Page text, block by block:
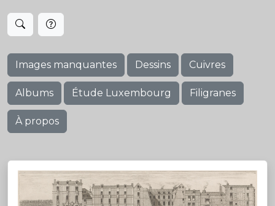
Images manquantes Dessins Cuivres
Albums Étude Luxembourg Filigranes
À propos